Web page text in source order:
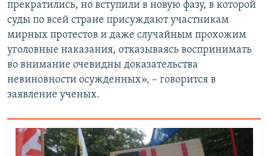
прекратились, но вступили в новую фазу, в которой
суды по всей стране присуждают участникам
мирных протестов и даже случайным прохожим
уголовные наказания, отказываясь воспринимать
во внимание очевидны доказательства
невиновности осужденных», – говорится в
заявление ученых.